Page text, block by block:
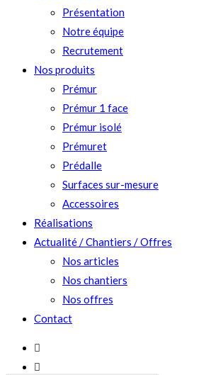
Présentation
Notre équipe
Recrutement
Nos produits
Prémur
Prémur 1 face
Prémur isolé
Prémuret
Prédalle
Surfaces sur-mesure
Accessoires
Réalisations
Actualité / Chantiers / Offres
Nos articles
Nos chantiers
Nos offres
Contact